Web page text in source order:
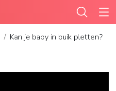
Kan je baby in buik pletten?